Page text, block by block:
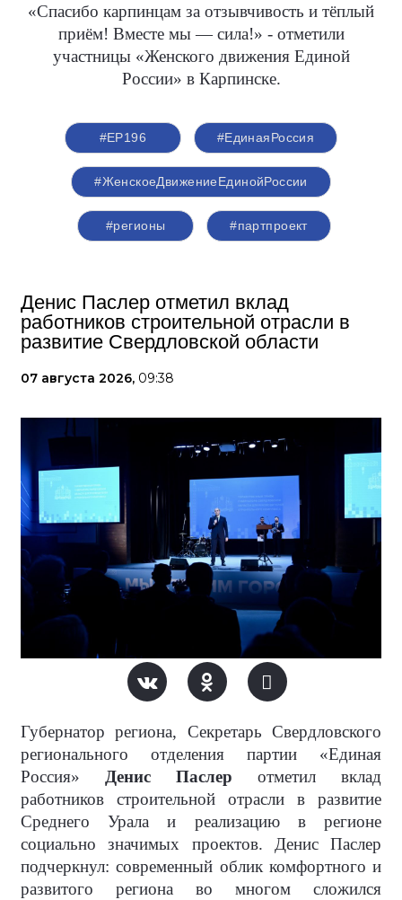
«Спасибо карпинцам за отзывчивость и тёплый
приём! Вместе мы — сила!» - отметили
участницы «Женского движения Единой
России» в Карпинске.
#ЕР196 #‎ЕдинаяРоссия
#ЖенскоеДвижениеЕдинойРоссии
#регионы #партпроект
Денис Паслер отметил вклад
работников строительной отрасли в
развитие Свердловской области
07 августа 2026, 09:38
Губернатор региона, Секретарь Свердловского
регионального отделения партии «Единая
Россия» Денис Паслер отметил вклад
работников строительной отрасли в развитие
Среднего Урала и реализацию в регионе
социально значимых проектов. Денис Паслер
подчеркнул: современный облик комфортного и
развитого региона во многом сложился